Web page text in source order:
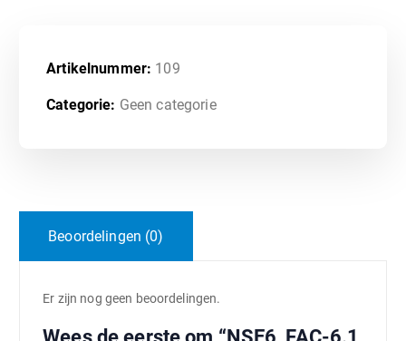
Artikelnummer: 109
Categorie: Geen categorie
Beoordelingen (0)
Er zijn nog geen beoordelingen.